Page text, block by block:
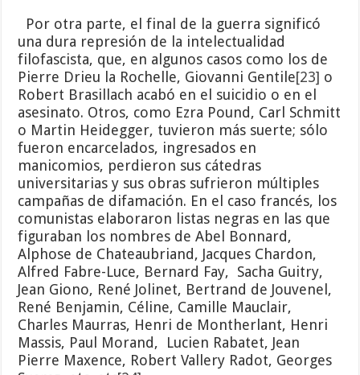
Por otra parte, el final de la guerra significó
una dura represión de la intelectualidad
filofascista, que, en algunos casos como los de
Pierre Drieu la Rochelle, Giovanni Gentile[23] o
Robert Brasillach acabó en el suicidio o en el
asesinato. Otros, como Ezra Pound, Carl Schmitt
o Martin Heidegger, tuvieron más suerte; sólo
fueron encarcelados, ingresados en
manicomios, perdieron sus cátedras
universitarias y sus obras sufrieron múltiples
campañas de difamación. En el caso francés, los
comunistas elaboraron listas negras en las que
figuraban los nombres de Abel Bonnard,
Alphose de Chateaubriand, Jacques Chardon,
Alfred Fabre-Luce, Bernard Fay, Sacha Guitry,
Jean Giono, René Jolinet, Bertrand de Jouvenel,
René Benjamin, Céline, Camille Mauclair,
Charles Maurras, Henri de Montherlant, Henri
Massis, Paul Morand, Lucien Rabatet, Jean
Pierre Maxence, Robert Vallery Radot, Georges